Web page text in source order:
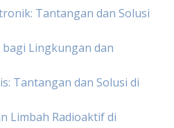
Tantangan dan Solusi
Lingkungan dan
Tantangan dan Solusi di
Limbah Radioaktif di